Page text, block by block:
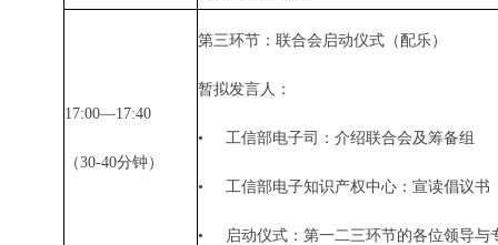
17:00—17:40
（30-40分钟）
第三环节：联合会启动仪式（配乐）
暂拟发言人：
•工信部电子司：介绍联合会及筹备组
•工信部电子知识产权中心：宣读倡议书
• 启动仪式：第一二三环节的各位领导与